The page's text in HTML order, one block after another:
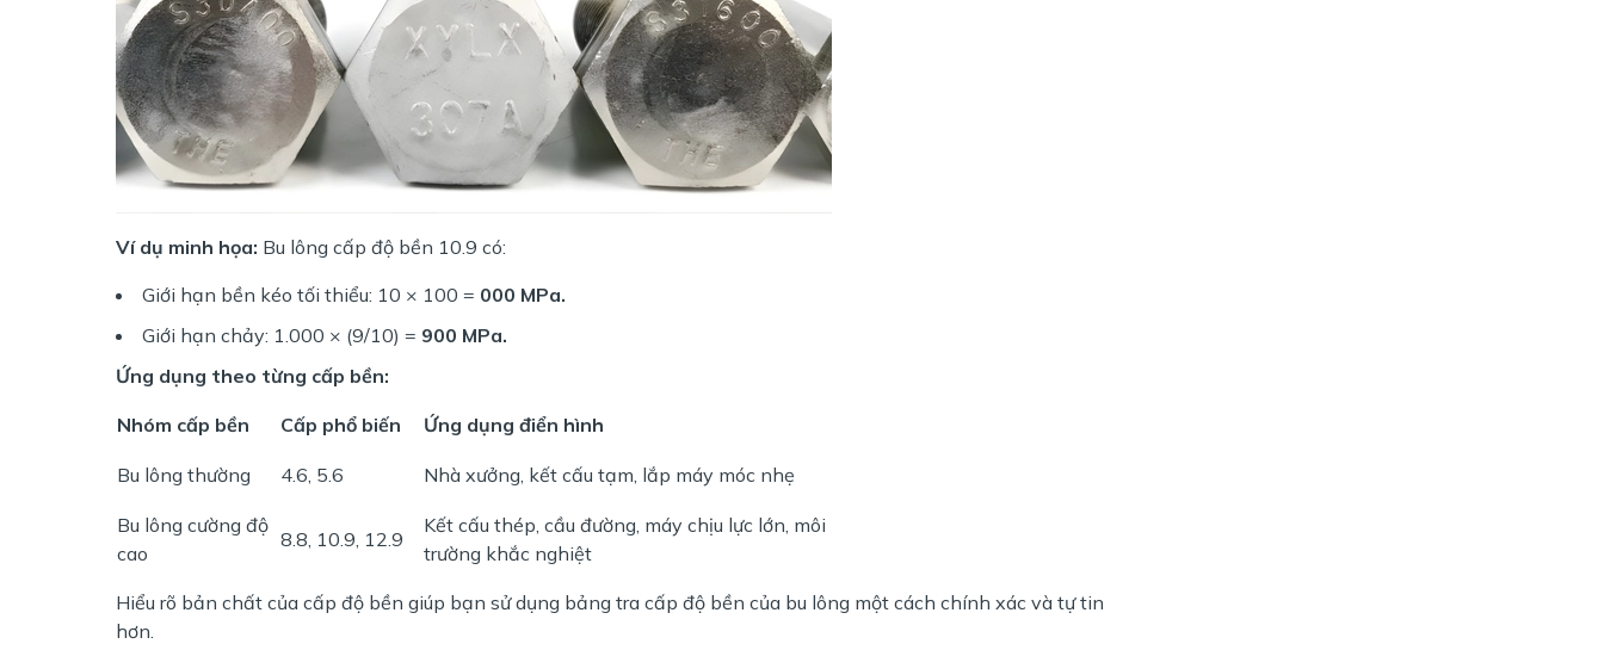
Ví dụ minh họa: Bu lông cấp độ bền 10.9 có:
Giới hạn bền kéo tối thiểu: 10 × 100 = 000 MPa.
Giới hạn chảy: 1.000 × (9/10) = 900 MPa.
Ứng dụng theo từng cấp bền:
Nhóm cấp bền Cấp phổ biến Ứng dụng điển hình
Bu lông thường 4.6, 5.6 Nhà xưởng, kết cấu tạm, lắp máy móc nhẹ
Bu lông cường độ
cao
8.8, 10.9, 12.9
Kết cấu thép, cầu đường, máy chịu lực lớn, môi
trường khắc nghiệt
Hiểu rõ bản chất của cấp độ bền giúp bạn sử dụng bảng tra cấp độ bền của bu lông một cách chính xác và tự tin
hơn.